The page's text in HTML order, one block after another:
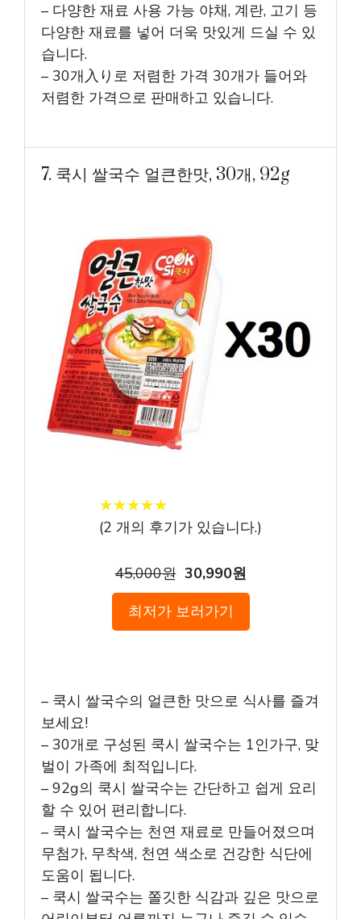
– 다양한 재료 사용 가능 야채, 계란, 고기 등
다양한 재료를 넣어 더욱 맛있게 드실 수 있
습니다.
– 30개入り로 저렴한 가격 30개가 들어와
저렴한 가격으로 판매하고 있습니다.
7. 쿡시 쌀국수 얼큰한맛, 30개, 92g
★★★★★
★★★★★
(2 개의 후기가 있습니다.)
45,000원 30,990원
최저가 보러가기
– 쿡시 쌀국수의 얼큰한 맛으로 식사를 즐겨
보세요!
– 30개로 구성된 쿡시 쌀국수는 1인가구, 맞
벌이 가족에 최적입니다.
– 92g의 쿡시 쌀국수는 간단하고 쉽게 요리
할 수 있어 편리합니다.
– 쿡시 쌀국수는 천연 재료로 만들어졌으며
무첨가, 무착색, 천연 색소로 건강한 식단에
도움이 됩니다.
– 쿡시 쌀국수는 쫄깃한 식감과 깊은 맛으로